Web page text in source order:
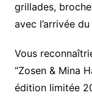
grillades,
avec l’arrivée
Vous
“Zosen & Mina
édition limitée